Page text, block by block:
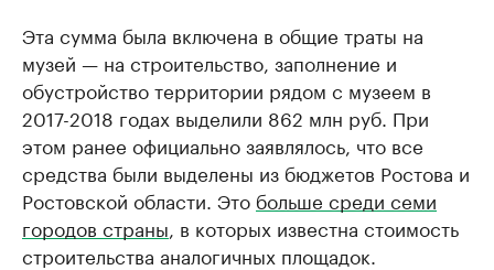
Эта сумма была включена в общие траты на
музей — на строительство, заполнение и
обустройство территории рядом с музеем в
2017-2018 годах выделили 862 млн руб. При
этом ранее официально заявлялось, что все
средства были выделены из бюджетов Ростова и
Ростовской области. Это больше среди семи
городов страны , в которых известна стоимость
строительства аналогичных площадок.